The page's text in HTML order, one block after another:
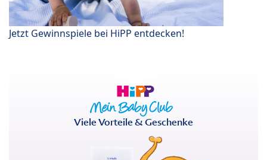
Jetzt Gewinnspiele bei HiPP entdecken!
Viele Vorteile & Geschenke